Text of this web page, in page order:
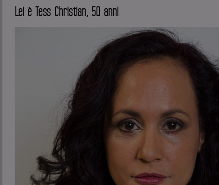
Lei è Tess Christian, 50 anni